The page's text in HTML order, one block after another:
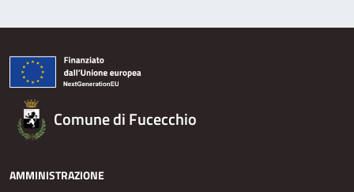
Comune di Fucecchio
AMMINISTRAZIONE